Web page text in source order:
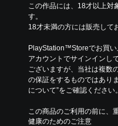
この作品には、18才以上対
す。
18才未満の方には販売して
PlayStation™Storeでお買
アカウントでサインインし
ございますが、当社は複数
の保証をするものではあり
について”をご確認ください。
この商品のご利用の前に、
健康のためのご注意